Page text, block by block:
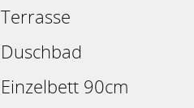
Terrasse
Duschbad
Einzelbett 90cm